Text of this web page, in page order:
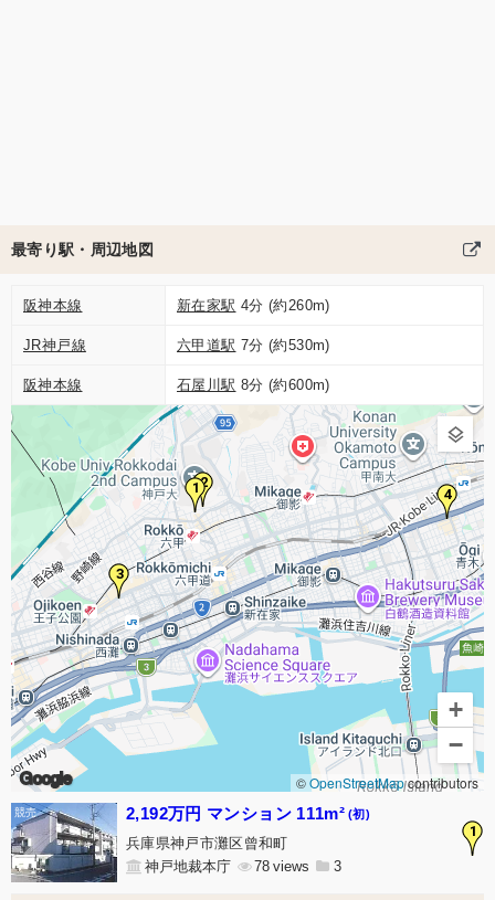
最寄り駅・周辺地図
阪神本線 新在家駅 4分 (約260m)
JR神戸線 六甲道駅 7分 (約530m)
阪神本線 石屋川駅 8分 (約600m)
12
3
4
Google
+
−
©OpenStreetMapcontributors
1
2,192万円 マンション 111m² (初)
兵庫県神戸市灘区曾和町
神戸地裁本庁
78 3